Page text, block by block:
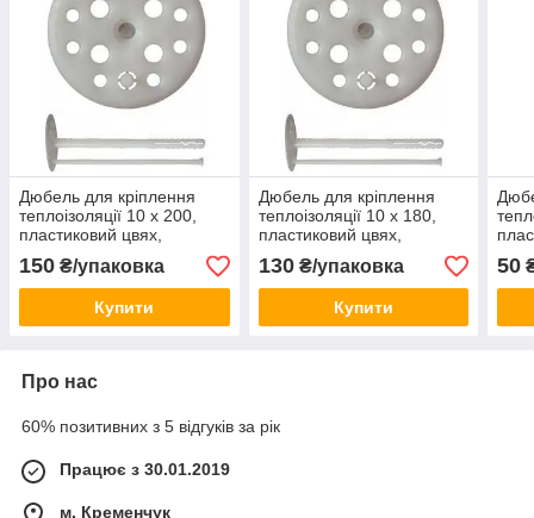
Дюбель для кріплення
теплоізоляції 10 х 200,
пластиковий цвях,
Преміум ціна за 50 шт.
150 ₴/упаковка
Купити
Дюбель для кріплення
теплоізоляції 10 х 180,
пластиковий цвях,
Преміум ціна за 50 шт.
130₴/упаковка
Купити
50
Про нас
60% позитивних з 5 відгуків за рік
Працює з 30.01.2019
м. Кременчук